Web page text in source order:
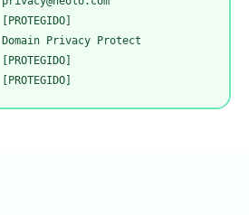
Privacy Protect